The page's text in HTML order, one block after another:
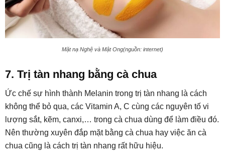
Mặt nạ Nghệ và Mật Ong(nguồn: internet)
7. Trị tàn nhang bằng cà chua
Ức chế sự hình thành Melanin trong trị tàn nhang là cách
không thể bỏ qua, các Vitamin A, C cùng các nguyên tố vi
lượng sắt, kẽm, canxi,… trong cà chua dùng để làm điều đó.
Nên thường xuyên đắp mặt bằng cà chua hay việc ăn cà
chua cũng là cách trị tàn nhang rất hữu hiệu.